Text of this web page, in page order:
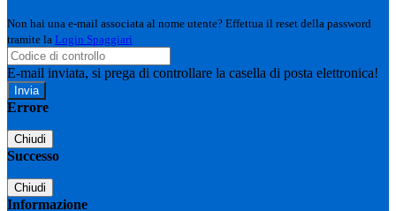
Non hai una e-mail associata al nome utente? Effettua il reset della password
tramite la Login Spaggiari
E-mail inviata, si prega di controllare la casella di posta elettronica!
Errore
Chiudi
Successo
Chiudi
Informazione